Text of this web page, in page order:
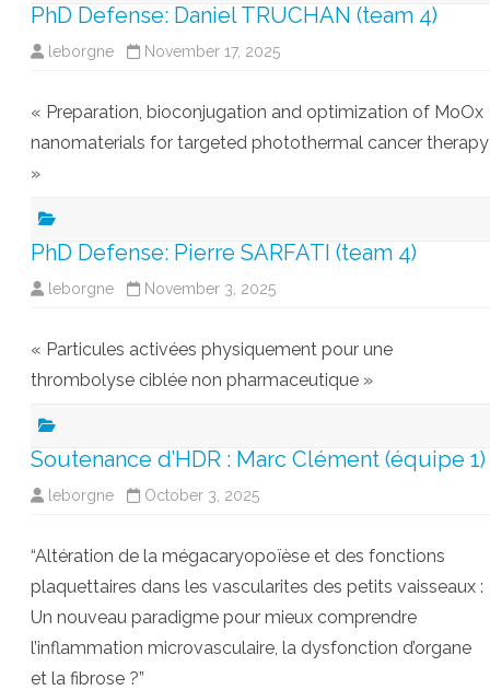
PhD Defense: Daniel TRUCHAN (team 4)
leborgne November 17, 2025
« Preparation, bioconjugation and optimization of MoOx
nanomaterials for targeted photothermal cancer therapy
»
PhD Defense: Pierre SARFATI (team 4)
leborgne November 3, 2025
« Particules activées physiquement pour une
thrombolyse ciblée non pharmaceutique »
Soutenance d’HDR : Marc Clément (équipe 1)
leborgne October 3, 2025
“Altération de la mégacaryopoïèse et des fonctions
plaquettaires dans les vascularites des petits vaisseaux :
Un nouveau paradigme pour mieux comprendre
l’inflammation microvasculaire, la dysfonction d’organe
et la fibrose ?”